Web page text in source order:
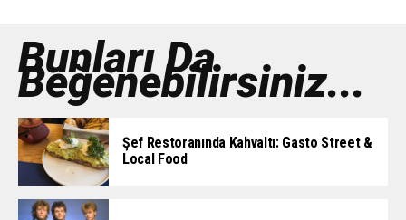
Bunları Da
Beğenebilirsiniz...
Şef Restoranında Kahvaltı: Gasto Street &
Local Food